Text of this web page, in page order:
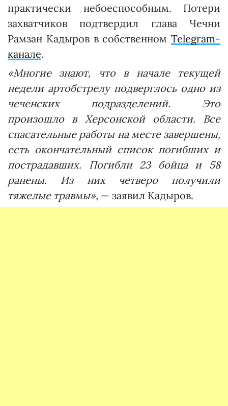
практически небоеспособным. Потери
захватчиков подтвердил глава Чечни
Рамзан Кадыров в собственном Telegram-
канале.
«Многие знают, что в начале текущей
недели артобстрелу подверглось одно из
чеченских подразделений. Это
произошло в Херсонской области. Все
спасательные работы на месте завершены,
есть окончательный список погибших и
пострадавших. Погибли 23 бойца и 58
ранены. Из них четверо получили
тяжелые травмы», — заявил Кадыров.